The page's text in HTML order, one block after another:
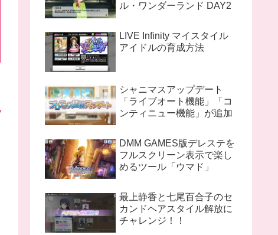
ル・ワンダーランド DAY2
LIVE Infinity マイスタイル
アイドルの育成方法
シャニマスアップデート
「ライブオート機能」「コ
ンティニュー機能」が追加
DMM GAMES版デレステを
フルスクリーン表示で楽し
めるツール「ウマド」
最上静香と七尾百合子のセ
カンドヘアスタイル解放に
チャレンジ！！